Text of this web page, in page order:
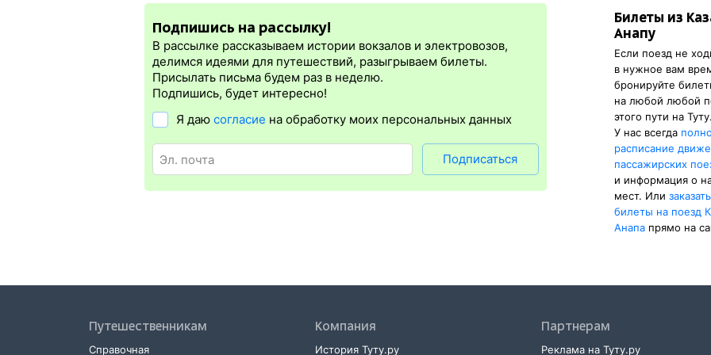
электронная регистрация.
Электронная регистрацияпроизводится Электронная регистрация— это
которая упрощает жизнь пассажиру. Её бонус в том, что не нужно быть на вокзале и получать жд билет на
Электронная регистрациядоступна почти для всех заказов,исключение составляют поездажелезных
Для посадки в поезд будет нужен оригинал удостоверения личности, указанный в электронном ж/д билете.
А в случае отсутствия электронной регистрации еще и распечатка посадочного купона.
Подпишись на рассылку!
В рассылке рассказываем истории вокзалов и электровозов,
делимся идеями для путешествий, разыгрываем билеты.
Присылать письма будем раз в неделю.
Подпишись, будет интересно!
Я даю согласие на обработку моих персональных данных
Подписаться
Билеты из
Анапу
Если поезд не
в нужное вам
бронируйте
на любой любой
этого пути на
У нас всегда
расписание
пассажирских
и информация о
мест. Или
билеты на поезд
Анапа прямо на
Путешественникам
Справочная
Компания
История Туту.ру
Партнерам
Реклама на Туту.ру